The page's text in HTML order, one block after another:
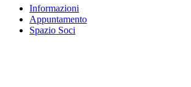
Informazioni
Appuntamento
Spazio Soci